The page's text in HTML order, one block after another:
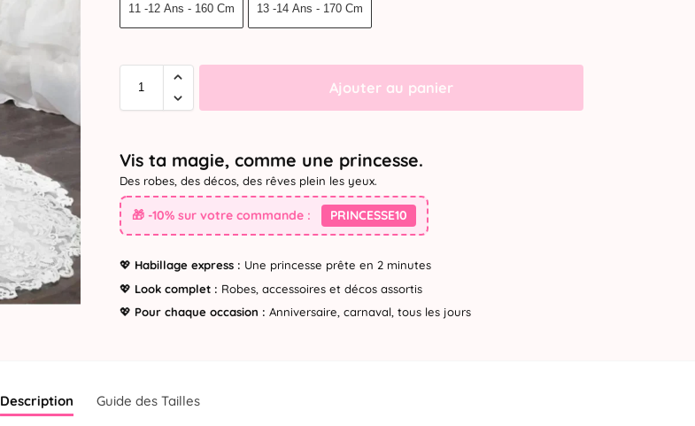
11 -12 Ans - 160 Cm 13 -14 Ans - 170 Cm
Ajouter au panier
Vis ta magie, comme une princesse.
Des robes, des décos, des rêves plein les yeux.
🎁 -10% sur votre commande : PRINCESSE10
💖 Habillage express : Une princesse prête en 2 minutes
💖 Look complet : Robes, accessoires et décos assortis
💖 Pour chaque occasion : Anniversaire, carnaval, tous les jours
Description Guide des Tailles